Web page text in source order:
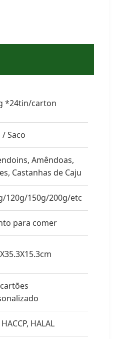
*24tin/carton
/ Saco
Amêndoas,
Castanhas de Caju
120g/150g/200g/etc
para comer
HALAL